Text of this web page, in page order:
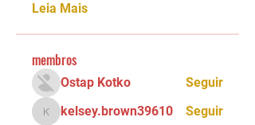
Leia Mais
membros
Ostap Kotko Seguir
kelsey.brown39610
kelsey.brown39610 Seguir